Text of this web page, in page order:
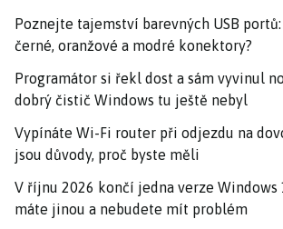
Poznejte tajemství barevných USB
černé, oranžové a modré konektory?
Programátor si řekl dost a sám vyvinul
dobrý čistič Windows tu ještě nebyl
Vypínáte Wi-Fi router při odjezdu na
jsou důvody, proč byste měli
V říjnu 2026 končí jedna verze Windows
máte jinou a nebudete mít problém